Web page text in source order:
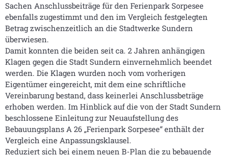
Sachen Anschlussbeiträge für den Ferienpark Sorpesee
ebenfalls zugestimmt und den im Vergleich festgelegten
Betrag zwischenzeitlich an die Stadtwerke Sundern
überwiesen.
Damit konnten die beiden seit ca. 2 Jahren anhängigen
Klagen gegen die Stadt Sundern einvernehmlich beendet
werden. Die Klagen wurden noch vom vorherigen
Eigentümer eingereicht, mit dem eine schriftliche
Vereinbarung bestand, dass keinerlei Anschlussbeträge
erhoben werden. Im Hinblick auf die von der Stadt Sundern
beschlossene Einleitung zur Neuaufstellung des
Bebauungsplans A 26 „Ferienpark Sorpesee“ enthält der
Vergleich eine Anpassungsklausel.
Reduziert sich bei einem neuen B-Plan die zu bebauende